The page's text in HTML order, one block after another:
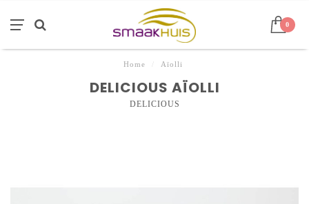
0
Home Aïolli
DELICIOUS AÏOLLI
DELICIOUS